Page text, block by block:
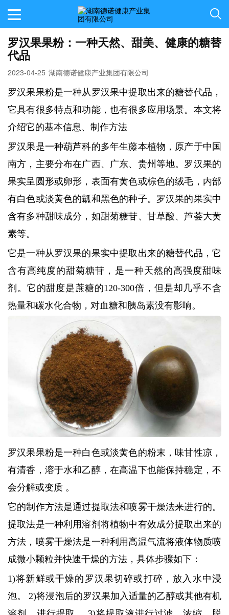
罗汉果果粉：一种天然、甜美、健康的糖替
代品
2023-04-25 湖南德诺健康产业集团有限公司
罗汉果果粉是一种从罗汉果中提取出来的糖替代品，
它具有很多特点和功能，也有很多应用场景。本文将
介绍它的基本信息、制作方法
罗汉果是一种葫芦科的多年生藤本植物，原产于中国
南方，主要分布在广西、广东、贵州等地。罗汉果的
果实呈圆形或卵形，表面有黄色或棕色的绒毛，内部
有白色或淡黄色的瓤和黑色的种子。罗汉果的果实中
含有多种甜味成分，如甜菊糖苷、甘草酸、芦荟大黄
素等。
它是一种从罗汉果的果实中提取出来的糖替代品，它
含有高纯度的甜菊糖苷，是一种天然的高强度甜味
剂。它的甜度是蔗糖的120-300倍，但是却几乎不含
热量和碳水化合物，对血糖和胰岛素没有影响。
罗汉果果粉是一种白色或淡黄色的粉末，味甘性凉，
有清香，溶于水和乙醇，在高温下也能保持稳定，不
会分解或变质 。
它的制作方法是通过提取法和喷雾干燥法来进行的。
提取法是一种利用溶剂将植物中有效成分提取出来的
方法，喷雾干燥法是一种利用高温气流将液体物质喷
成微小颗粒并快速干燥的方法，具体步骤如下：
1)将新鲜或干燥的罗汉果切碎或打碎，放入水中浸
泡。 2)将浸泡后的罗汉果加入适量的乙醇或其他有机